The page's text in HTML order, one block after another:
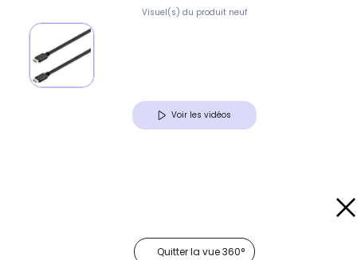
Visuel(s) du produit neuf
Voir les vidéos
Quitter la vue 360°